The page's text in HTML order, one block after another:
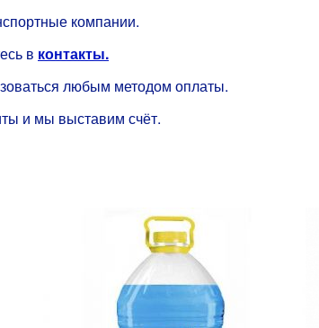
компании.
в контакты.
любым методом оплаты.
и мы выставим счёт.